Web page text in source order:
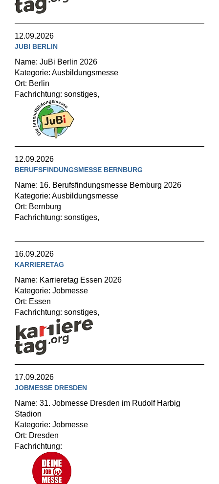
12.09.2026
JUBI BERLIN
Name: JuBi Berlin 2026
Kategorie: Ausbildungsmesse
Ort: Berlin
Fachrichtung: sonstiges,
12.09.2026
BERUFSFINDUNGSMESSE BERNBURG
Name: 16. Berufsfindungsmesse Bernburg 2026
Kategorie: Ausbildungsmesse
Ort: Bernburg
Fachrichtung: sonstiges,
16.09.2026
KARRIERETAG
Name: Karrieretag Essen 2026
Kategorie: Jobmesse
Ort: Essen
Fachrichtung: sonstiges,
17.09.2026
JOBMESSE DRESDEN
Name: 31. Jobmesse Dresden im Rudolf Harbig
Stadion
Kategorie: Jobmesse
Ort: Dresden
Fachrichtung: